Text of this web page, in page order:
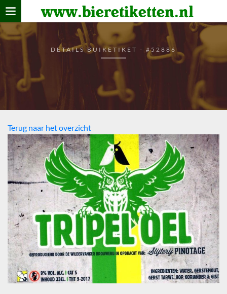
www.bieretiketten.nl
Home
verzamelen
De bierkaart
Bezoekers
DETAILS BUIKETIKET - #52886
Terug naar het overzicht